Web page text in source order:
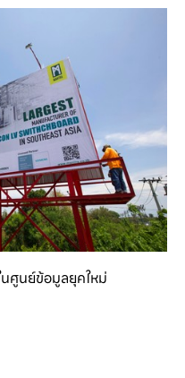
ศูนย์ข้อมูลยุคใหม่